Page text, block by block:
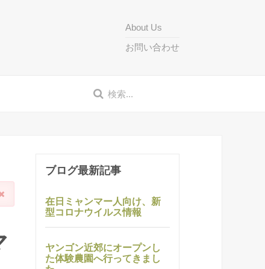
About Us
お問い合わせ
ブログ最新記事
在日ミャンマー人向け、新
型コロナウイルス情報
ヤンゴン近郊にオープンし
た体験農園へ行ってきまし